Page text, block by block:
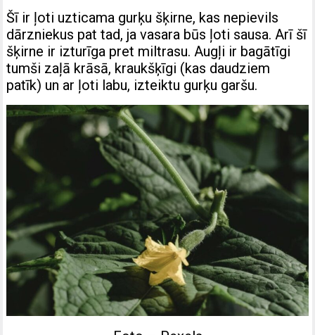
Šī ir ļoti uzticama gurķu šķirne, kas nepievils
dārzniekus pat tad, ja vasara būs ļoti sausa. Arī šī
šķirne ir izturīga pret miltrasu. Augļi ir bagātīgi
tumši zaļā krāsā, kraukšķīgi (kas daudziem
patīk) un ar ļoti labu, izteiktu gurķu garšu.